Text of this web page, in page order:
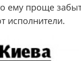
ему проще
исполнители.